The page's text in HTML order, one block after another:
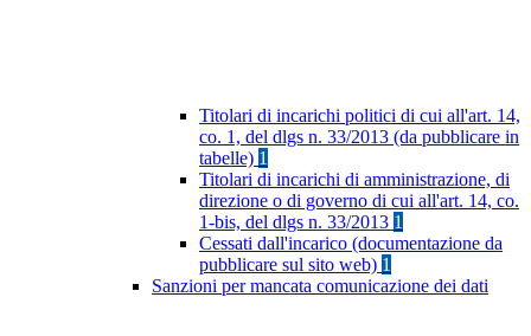
Titolari di incarichi politici di cui all'art. 14,
co. 1, del dlgs n. 33/2013 (da pubblicare in
tabelle) 1
Titolari di incarichi di amministrazione, di
direzione o di governo di cui all'art. 14, co.
1-bis, del dlgs n. 33/2013 1
Cessati dall'incarico (documentazione da
pubblicare sul sito web) 1
Sanzioni per mancata comunicazione dei dati